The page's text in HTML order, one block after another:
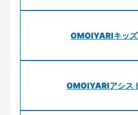
OMOIYARIキッ
OMOIYARIアシス